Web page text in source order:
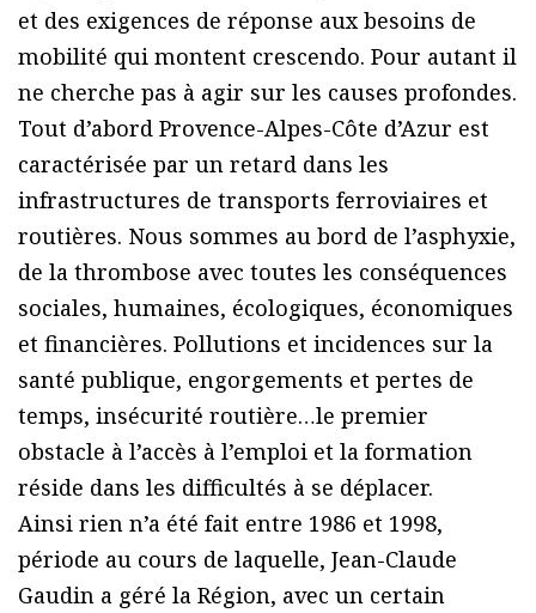
et des exigences de réponse aux besoins de
mobilité qui montent crescendo. Pour autant il
ne cherche pas à agir sur les causes profondes.
Tout d’abord Provence-Alpes-Côte d’Azur est
caractérisée par un retard dans les
infrastructures de transports ferroviaires et
routières. Nous sommes au bord de l’asphyxie,
de la thrombose avec toutes les conséquences
sociales, humaines, écologiques, économiques
et financières. Pollutions et incidences sur la
santé publique, engorgements et pertes de
temps, insécurité routière…le premier
obstacle à l’accès à l’emploi et la formation
réside dans les difficultés à se déplacer.
Ainsi rien n’a été fait entre 1986 et 1998,
période au cours de laquelle, Jean-Claude
Gaudin a géré la Région, avec un certain